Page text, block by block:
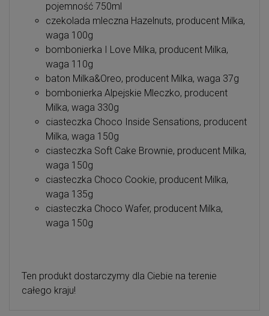
pojemność 750ml
czekolada mleczna Hazelnuts, producent Milka,
waga 100g
bombonierka I Love Milka, producent Milka,
waga 110g
baton Milka&Oreo, producent Milka, waga 37g
bombonierka Alpejskie Mleczko, producent
Milka, waga 330g
ciasteczka Choco Inside Sensations, producent
Milka, waga 150g
ciasteczka Soft Cake Brownie, producent Milka,
waga 150g
ciasteczka Choco Cookie, producent Milka,
waga 135g
ciasteczka Choco Wafer, producent Milka,
waga 150g
Ten produkt dostarczymy dla Ciebie na terenie
całego kraju!